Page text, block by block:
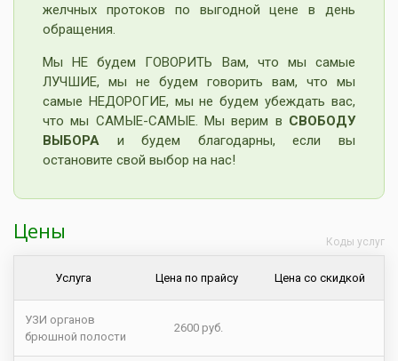
желчных протоков по выгодной цене в день
обращения.
Мы НЕ будем ГОВОРИТЬ Вам, что мы самые
ЛУЧШИЕ, мы не будем говорить вам, что мы
самые НЕДОРОГИЕ, мы не будем убеждать вас,
что мы САМЫЕ-САМЫЕ. Мы верим в СВОБОДУ
ВЫБОРА и будем благодарны, если вы
остановите свой выбор на нас!
Цены
Услуга Цена по прайсу Цена со скидкой
УЗИ органов
брюшной полости
2600 руб.
Коды услуг